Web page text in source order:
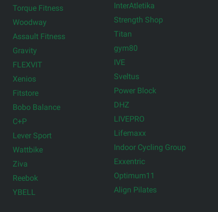
Torque Fitness
Woodway
Assault Fitness
Gravity
FLEXVIT
Xenios
Fitstore
Bobo Balance
C+P
Lever Sport
Wattbike
Ziva
Reebok
YBELL
InterAtletika
Strength Shop
Titan
gym80
IVE
Sveltus
Power Block
DHZ
LIVEPRO
Lifemaxx
Indoor Cycling Group
Exxentric
Optimum11
Align Pilates